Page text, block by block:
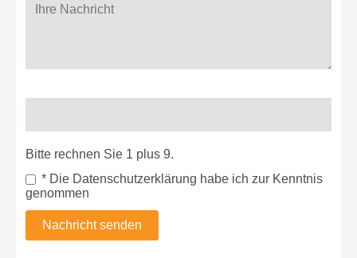
Bitte rechnen Sie 1 plus 9.
* Die Datenschutzerklärung habe ich zur Kenntnis
genommen
Nachricht senden